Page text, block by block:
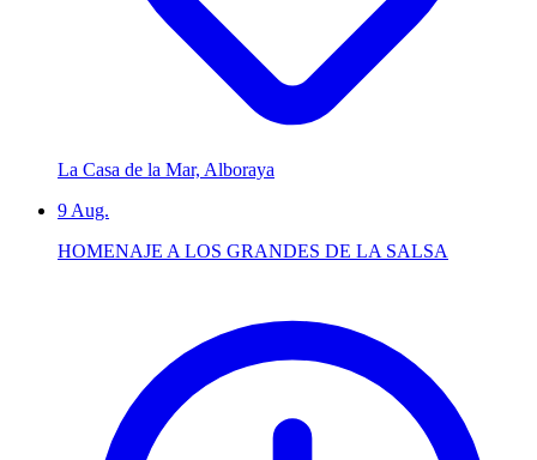
La Casa de la Mar, Alboraya
9 Aug.
HOMENAJE A LOS GRANDES DE LA SALSA